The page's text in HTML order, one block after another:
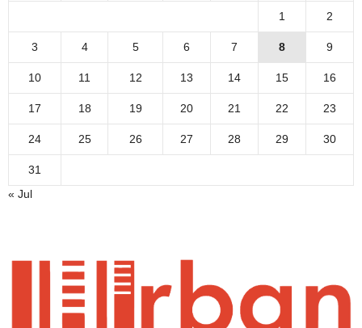
1 2
3 4 5 6 7 8 9
10 11 12 13 14 15 16
17 18 19 20 21 22 23
24 25 26 27 28 29 30
31
« Jul